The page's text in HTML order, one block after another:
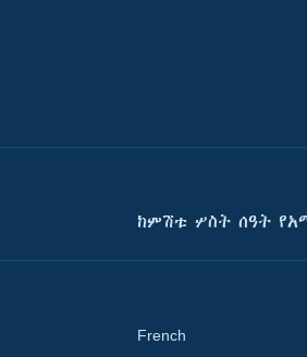
ከምሽቱ ሦስት ሰዓት
French